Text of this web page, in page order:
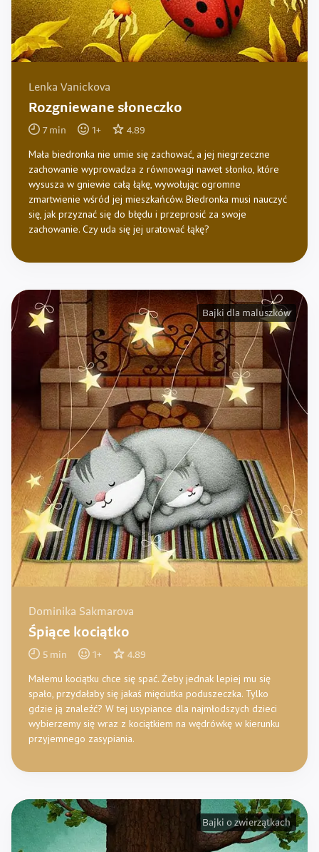
Lenka Vanickova
Rozgniewane słoneczko
7min 1+ 4.89
Mała biedronka nie umie się zachować, a jej niegrzeczne
zachowanie wyprowadza z równowagi nawet słonko, które
wysusza w gniewie całą łąkę, wywołując ogromne
zmartwienie wśród jej mieszkańców. Biedronka musi nauczyć
się, jak przyznać się do błędu i przeprosić za swoje
zachowanie. Czy uda się jej uratować łąkę?
Bajki dla maluszków
Dominika Sakmarova
Śpiące kociątko
5 min 1+ 4.89
Małemu kociątku chce się spać. Żeby jednak lepiej mu się
spało, przydałaby się jakaś mięciutka poduszeczka. Tylko
gdzie ją znaleźć? W tej usypiance dla najmłodszych dzieci
wybierzemy się wraz z kociątkiem na wędrówkę w kierunku
przyjemnego zasypiania.
Bajki o zwierzątkach